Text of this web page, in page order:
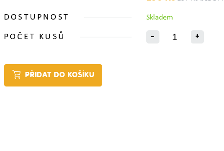
DOSTUPNOST Skladem
POČET KUSŮ - +
PŘIDAT DO KOŠÍKU